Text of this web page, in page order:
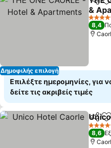
Δημοφιλής επιλογή
&
5
8,4
Επιλέξτε ημερομηνίες, για
δείτε τις ακριβείς τιμές
5
8,6